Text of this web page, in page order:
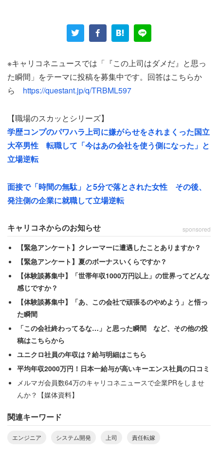
は気分屋ってことかな」
こんな上司を信頼してついて行くことは出来はしない。
東京都の20代女性（Web・インターネット・ゲーム／年
「お金を取り扱うアプリケーションなのに、コードをろく
に確認してくれなかった。不具合が見つかったら後々私の
せいにされ、『お前の尻拭いは俺がした！』と声たかだか
システム開発では、コードの確認・検証は品質を担保する
ざ不具合が見つかると、部下に責任転嫁してきた上司。
女性が「この上司はダメだ」と思ったのも無理はない。
※キャリコネニュースでは「『この上司はダメだ』と思っ
た瞬間」をテーマに投稿を募集中です。回答はこちらか
ら https://questant.jp/q/TRBML597
【職場のスカッとシリーズ】
学歴コンプのパワハラ上司に嫌がらせをされまくった国立
大卒男性 転職して「今はあの会社を使う側になった」と
立場逆転
面接で「時間の無駄」と5分で落とされた女性 その後、
発注側の企業に就職して立場逆転
キャリコネからのお知らせ sponsored
【緊急アンケート】クレーマーに遭遇したことありますか？
【緊急アンケート】夏のボーナスいくらですか？
【体験談募集中】「世帯年収1000万円以上」の世界ってどんな
感じですか？
【体験談募集中】「あ、この会社で頑張るのやめよう」と悟っ
た瞬間
「この会社終わってるな…」と思った瞬間 など、その他の投
稿はこちらから
ユニクロ社員の年収は？給与明細はこちら
平均年収2000万円！日本一給与が高いキーエンス社員の口コミ
メルマガ会員数64万のキャリコネニュースで企業PRをしませ
んか？【媒体資料】
関連キーワード
エンジニア システム開発 上司 責任転嫁